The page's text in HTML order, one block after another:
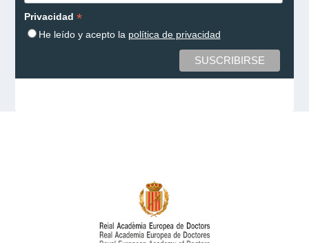
Privacidad *
He leído y acepto la política de privacidad